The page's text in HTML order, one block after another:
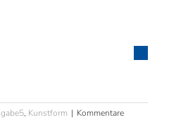
, Kunstform | Kommentare